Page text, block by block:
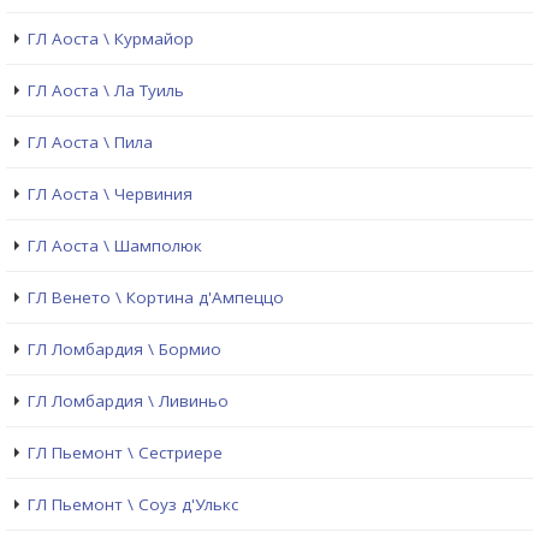
ГЛ Аоста \ Курмайор
ГЛ Аоста \ Ла Туиль
ГЛ Аоста \ Пила
ГЛ Аоста \ Червиния
ГЛ Аоста \ Шамполюк
ГЛ Венето \ Кортина д'Ампеццо
ГЛ Ломбардия \ Бормио
ГЛ Ломбардия \ Ливиньо
ГЛ Пьемонт \ Сестриере
ГЛ Пьемонт \ Соуз д'Улькс